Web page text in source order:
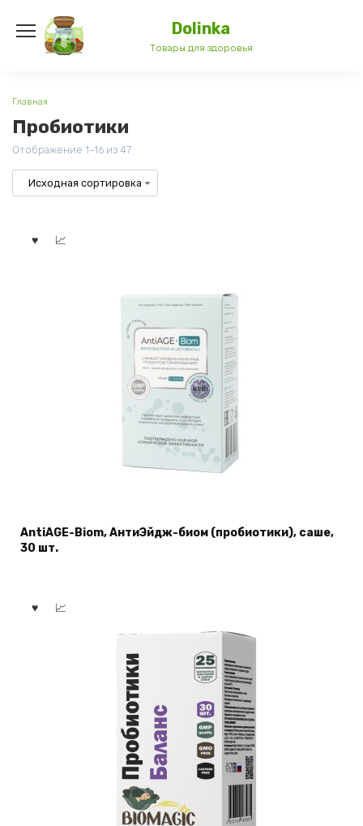
содержанию
Dolinka
Товары для здоровья
Главная
Пробиотики
Отображение 1–16 из 47
AntiAGE-Biom, АнтиЭйдж-биом (пробиотики), саше,
30 шт.